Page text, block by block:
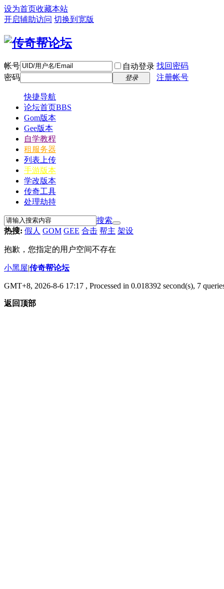
设为首页收藏本站
开启辅助访问 切换到宽版
帐号 自动登录 找回密码
密码
登录 注册帐号
快捷导航
论坛首页BBS
Gom版本
Gee版本
自学教程
租服务器
列表上传
手游版本
学改版本
传奇工具
处理劫持
搜索
热搜: 假人 GOM GEE 合击 帮主 架设
抱歉，您指定的用户空间不存在
小黑屋|传奇帮论坛
GMT+8, 2026-8-6 17:17 , Processed in 0.018392 second(s), 7
返回顶部